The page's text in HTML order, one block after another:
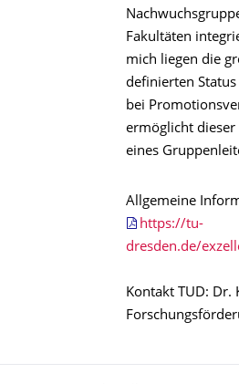
Fakultäten
mich liegen die
definierten
bei
ermöglicht dieser
eines
Allgemeine
https://tu-
dresden.de/
Kontakt TUD: